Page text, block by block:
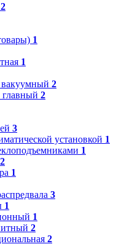
2
1
1
вакуумный 2
2
3
установкой 1
1
1
3
1
1
2
2